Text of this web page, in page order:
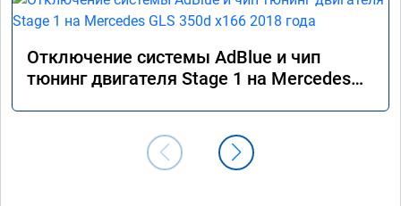
Отключение системы AdBlue и чип
тюнинг двигателя Stage 1 на Mercedes